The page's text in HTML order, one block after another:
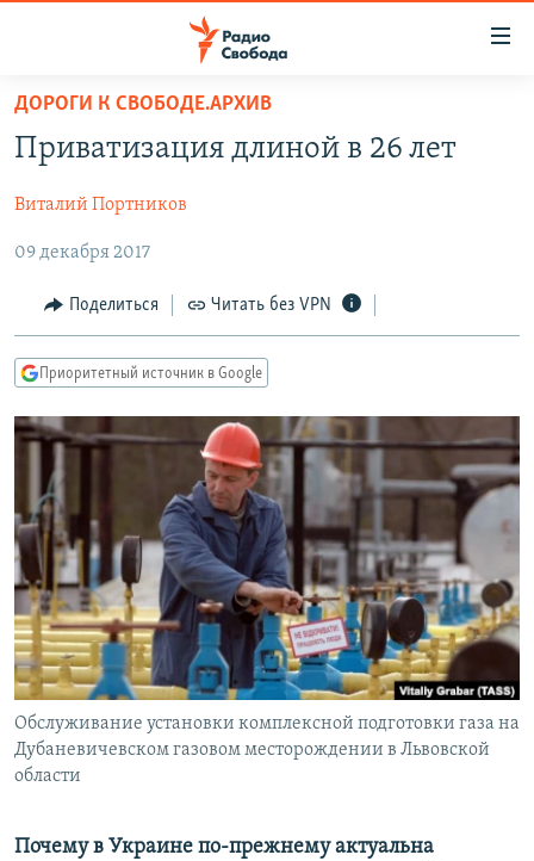
упрощенного
доступа
содержанию
Вернутся
главной
навигации
Вернутся
поиску
ПОДКАСТЫ
АВТОРСКИЕ ПРОЕКТЫ
ЦИТАТЫ СВОБОДЫ
МНЕНИЯ
КУЛЬТУРА
IDEL.РЕАЛИИ
КАВКАЗ.РЕАЛИИ
СЕВЕР.РЕАЛИИ
СИБИРЬ.РЕАЛИИ
РАСПИСАНИЕ ВЕЩАНИЯ
ПОДПИШИТЕСЬ НА РАССЫЛКУ
СОЦИАЛЬНЫЕ СЕТИ
ДОРОГИ К СВОБОДЕ.АРХИВ
Приватизация длиной в 26 лет
Виталий Портников
09 декабря 2017
Поделиться Читать без VPN
Приоритетный источник в Google
Обслуживание установки комплексной подготовки газа на
Дубаневичевском газовом месторождении в Львовской
области
Почему в Украине по-прежнему актуальна